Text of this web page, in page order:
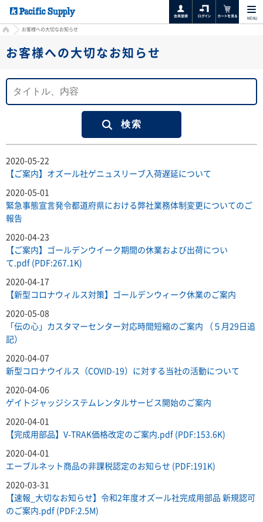
MENU
HOMEお客様への大切なお知らせ
お客様への大切なお知らせ
2020-05-22
【ご案内】オズール社ゲニュスリーブ入荷遅延について
2020-05-01
緊急事態宣言発令都道府県における弊社業務体制変更についてのご
報告
2020-04-23
【ご案内】ゴールデンウイーク期間の休業および出荷につい
て.pdf (PDF:267.1K)
2020-04-17
【新型コロナウィルス対策】ゴールデンウィーク休業のご案内
2020-05-08
「伝の心」カスタマーセンター対応時間短縮のご案内 （５月29日追
記）
2020-04-07
新型コロナウイルス（COVID-19）に対する当社の活動について
2020-04-06
ゲイトジャッジシステムレンタルサービス開始のご案内
2020-04-01
【完成用部品】V-TRAK価格改定のご案内.pdf (PDF:153.6K)
2020-04-01
エーブルネット商品の非課税認定のお知らせ (PDF:191K)
2020-03-31
【速報_大切なお知らせ】令和2年度オズール社完成用部品 新規認可
のご案内.pdf (PDF:2.5M)